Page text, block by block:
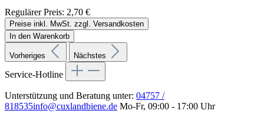
Regulärer Preis: 2,70 €
Preise inkl. MwSt. zzgl. Versandkosten
In den Warenkorb
Vorheriges Nächstes
Service-Hotline
Unterstützung und Beratung unter: 04757 /
818535info@cuxlandbiene.de Mo-Fr, 09:00 - 17:00 Uhr